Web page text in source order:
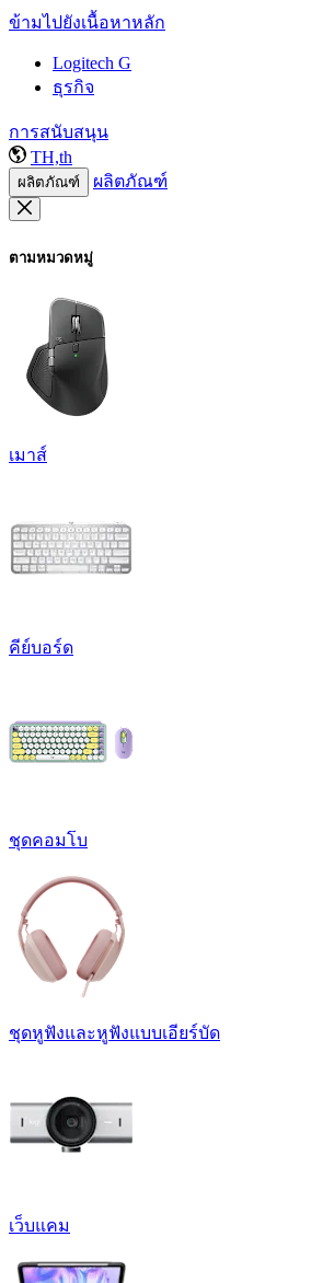
ข้ามไปยังเนื้อหาหลัก
Logitech G
ธุรกิจ
การสนับสนุน
TH,th
ผลิตภัณฑ์ ผลิตภัณฑ์
ตามหมวดหมู่
เมาส์
คีย์บอร์ด
ชุดคอมโบ
ชุดหูฟังและหูฟังแบบเอียร์บัด
เว็บแคม